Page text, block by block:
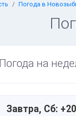
Погода в
Погода на
Завтра, Сб: